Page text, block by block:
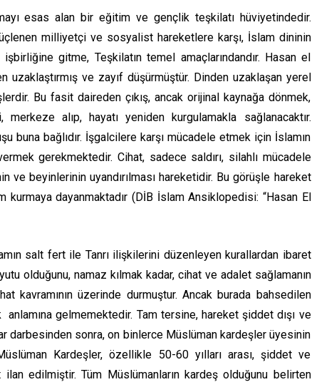
esas alan bir eğitim ve gençlik teşkilatı hüviyetindedir.
milliyetçi ve sosyalist hareketlere karşı, İslam dininin
gitme, Teşkilatın temel amaçlarındandır. Hasan el
uzaklaştırmış ve zayıf düşürmüştür. Dinden uzaklaşan yerel
Bu fasit daireden çıkış, ancak orijinal kaynağa dönmek,
alıp, hayatı yeniden kurgulamakla sağlanacaktır.
buna bağlıdır. İşgalcilere karşı mücadele etmek için İslamın
gerekmektedir. Cihat, sadece saldırı, silahlı mücadele
ve beyinlerinin uyandırılması hareketidir. Bu görüşle hareket
dayanmaktadır (DİB İslam Ansiklopedisi: “Hasan El
salt fert ile Tanrı ilişkilerini düzenleyen kurallardan ibaret
olduğunu, namaz kılmak kadar, cihat ve adalet sağlamanın
kavramının üzerinde durmuştur. Ancak burada bahsedilen
gelmemektedir. Tam tersine, hareket şiddet dışı ve
darbesinden sonra, on binlerce Müslüman kardeşler üyesinin
Kardeşler, özellikle 50-60 yılları arası, şiddet ve
edilmiştir. Tüm Müslümanların kardeş olduğunu belirten